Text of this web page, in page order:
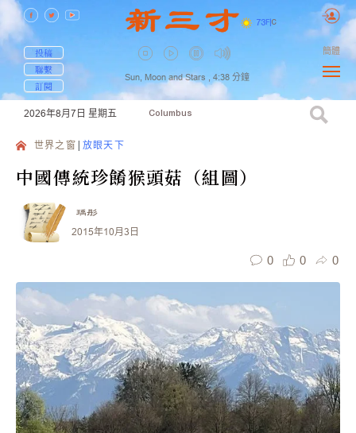
73F| C
投稿
聯繫
訂閱
Sun, Moon and Stars , 4:38 分鐘
簡體
2026年8月7日 星期五 Columbus
世界之窗 放眼天下
中國傳統珍餚猴頭菇（組圖）
瑀彤
2015年10月3日
0 0 0